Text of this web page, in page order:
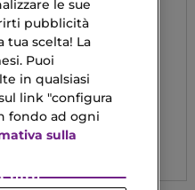
MULAC
LIPSTICK
Rossetto
Da 13,32 €
le sue
pubblicità
tua scelta! La
Puoi
in qualsiasi
link "configura
fondo ad ogni
sulla
tutti